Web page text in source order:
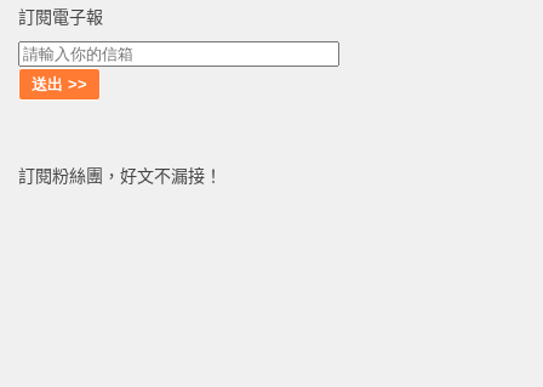
訂閱電子報
訂閱粉絲團，好文不漏接！